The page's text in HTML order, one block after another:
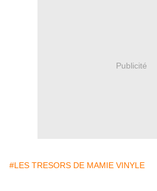
Publicité
#LES TRESORS DE MAMIE VINYLE